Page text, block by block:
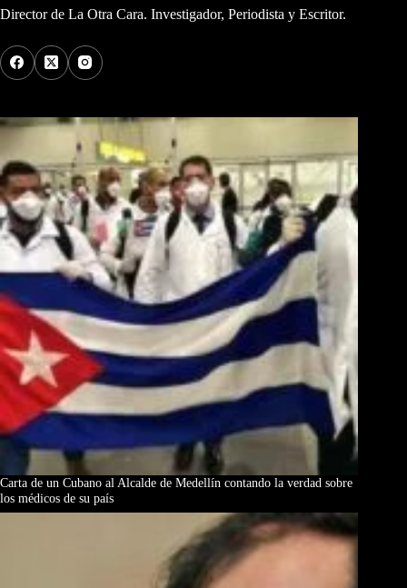
Director de La Otra Cara. Investigador, Periodista y Escritor.
Carta de un Cubano al Alcalde de Medellín contando la verdad sobre
los médicos de su país